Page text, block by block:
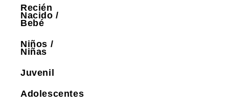
Recién
Nacido /
Bebé
Niños /
Niñas
Juvenil
Adolescentes